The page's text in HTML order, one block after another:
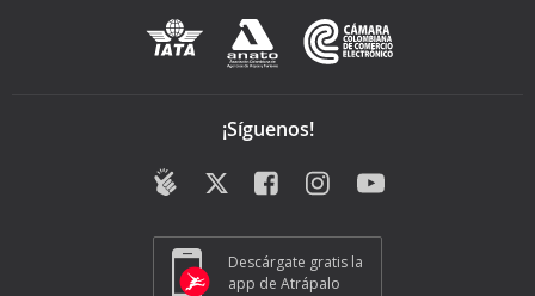
¡Síguenos!
Descárgate gratis la
app de Atrápalo